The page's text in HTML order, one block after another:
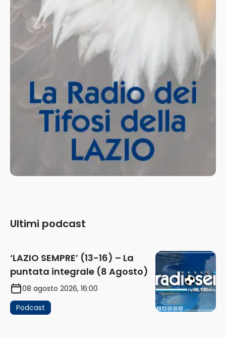
Ultimi podcast
‘LAZIO SEMPRE’ (13-16) – La
puntata integrale (8 Agosto)
08 agosto 2026, 16:00
Podcast